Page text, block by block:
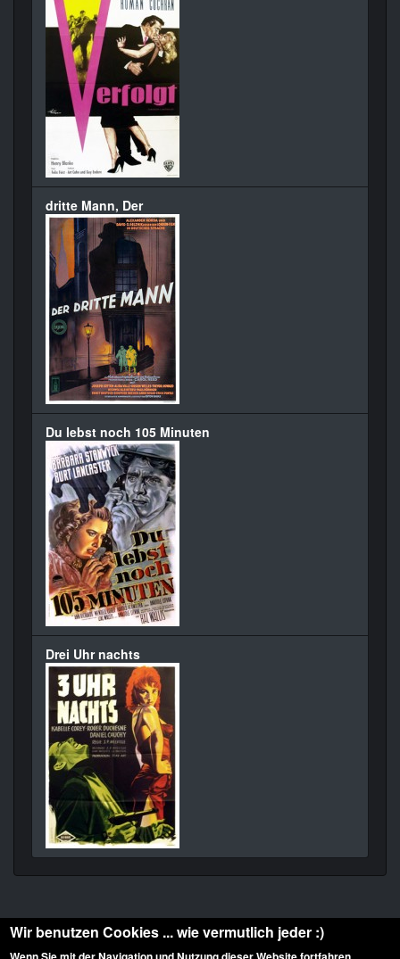
dritte Mann, Der
Du lebst noch 105 Minuten
Drei Uhr nachts
Wir benutzen Cookies ... wie vermutlich jeder :)